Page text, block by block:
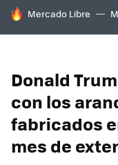
HOY SE HABLA DE
Mercado Libre
Donald
con los
fabricados
mes de